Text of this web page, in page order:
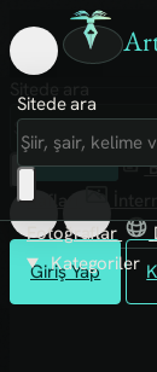
Giriş Yap
Sitede ara
Art-ı Sosyal
Kütüphane
Rafları
Fotoğraflar
Kategoriler